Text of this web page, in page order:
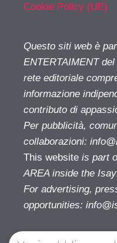
Cookie Policy (UE)
Questo siti web è
ENTERTAIMENT
rete editoriale
informazione
contributo di
Per pubblicità,
collaborazioni:
This website is part
AREA inside the
For advertising,
opportunities: